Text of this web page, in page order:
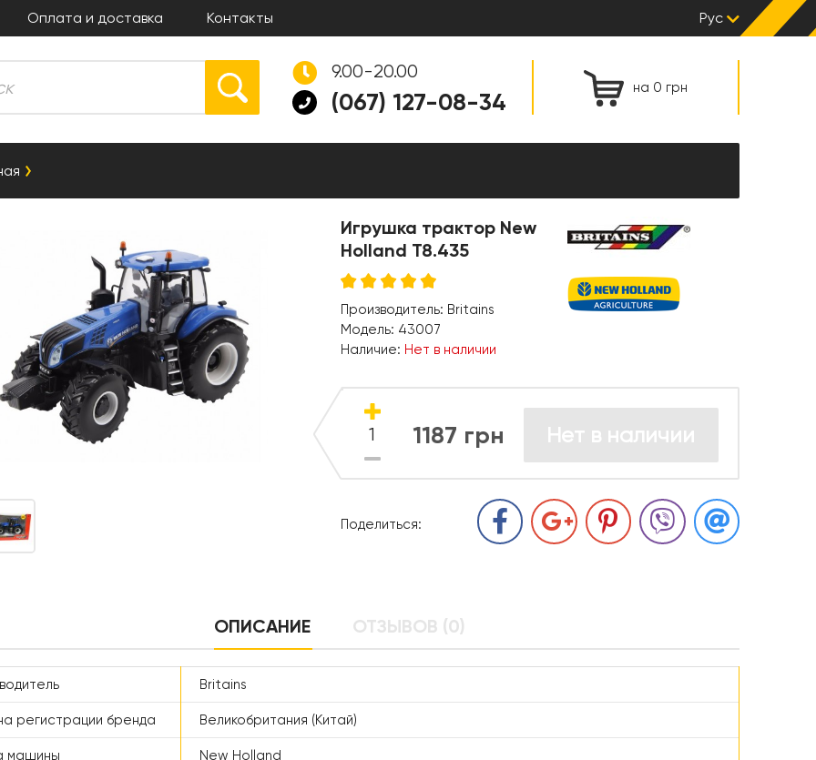
Оплата и доставка Контакты Рус
на 0 грн
9.00-20.00
(067) 127-08-34
Игрушка трактор New
Holland T8.435
Производитель: Britains
Модель: 43007
Наличие: Нет в наличии
1187 грн Нет в наличии
Поделиться:
ОПИСАНИЕ ОТЗЫВОВ (0)
Britains
регистрации бренда Великобритания (Китай)
машины New Holland